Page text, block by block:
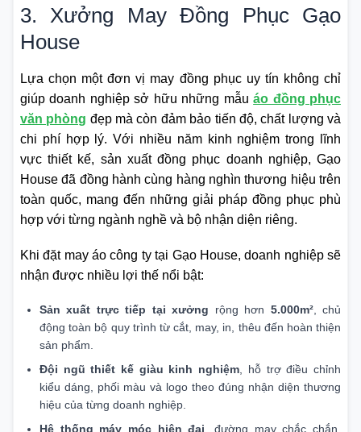
3. Xưởng May Đồng Phục Gạo
House
Lựa chọn một đơn vị may đồng phục uy tín không chỉ
giúp doanh nghiệp sở hữu những mẫuáo đồng phục
văn phòng đẹp mà còn đảm bảo tiến độ, chất lượng và
chi phí hợp lý. Với nhiều năm kinh nghiệm trong lĩnh
vực thiết kế, sản xuất đồng phục doanh nghiệp, Gạo
House đã đồng hành cùng hàng nghìn thương hiệu trên
toàn quốc, mang đến những giải pháp đồng phục phù
hợp với từng ngành nghề và bộ nhận diện riêng.
Khi đặt may áo công ty tại Gạo House, doanh nghiệp sẽ
nhận được nhiều lợi thế nổi bật:
Sản xuất trực tiếp tại xưởng rộng hơn 5.000m², chủ
động toàn bộ quy trình từ cắt, may, in, thêu đến hoàn thiện
sản phẩm.
Đội ngũ thiết kế giàu kinh nghiệm , hỗ trợ điều chỉnh
kiểu dáng, phối màu và logo theo đúng nhận diện thương
hiệu của từng doanh nghiệp.
Hệ thống máy móc hiện đại , đường may chắc chắn,